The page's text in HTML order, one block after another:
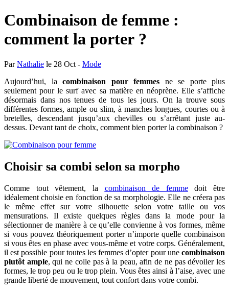
Combinaison de femme :
comment la porter ?
ParNathalie le 28 Oct - Mode
Aujourd’hui, la combinaison pour femmes ne se porte plus
seulement pour le surf avec sa matière en néoprène. Elle s’affiche
désormais dans nos tenues de tous les jours. On la trouve sous
différentes formes, ample ou slim, à manches longues, courtes ou à
bretelles, descendant jusqu’aux chevilles ou s’arrêtant juste au-
dessus. Devant tant de choix, comment bien porter la combinaison ?
Choisir sa combi selon sa morpho
Comme tout vêtement, la combinaison de femmedoit être
idéalement choisie en fonction de sa morphologie. Elle ne créera pas
le même effet sur votre silhouette selon votre taille ou vos
mensurations. Il existe quelques règles dans la mode pour la
sélectionner de manière à ce qu’elle convienne à vos formes, même
si vous pouvez théoriquement porter n’importe quelle combinaison
si vous êtes en phase avec vous-même et votre corps. Généralement,
il est possible pour toutes les femmes d’opter pour une combinaison
plutôt ample, qui ne colle pas à la peau, afin de ne pas dévoiler les
formes, le trop peu ou le trop plein. Vous êtes ainsi à l’aise, avec une
grande liberté de mouvement, tout confort dans votre combi.